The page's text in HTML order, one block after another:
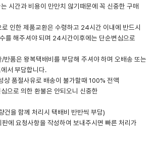
시간과 비용이 만만치 않기때문에 꼭 신중한 구매
인한 제품교환은 수령하고 24시간 이내에 반드시
를 해주셔야 되며 24시간이후에는 단순변심으로
반품은 왕복택배비를 부담해 주셔야 하며 오배송 또는
서 부담합니다.
상 품절사유로 배송이 불가할때 100% 전액
으로 의한 환불은 안되오니 신중한
건을 함께 처리시 택배비 반반씩 부담)
에 요청사항을 작성하여 보내주시면 빠른 처리가